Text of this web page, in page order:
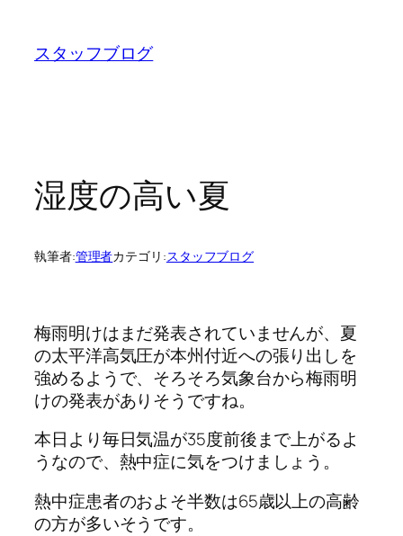
スタッフブログ
湿度の高い夏
執筆者:管理者カテゴリ:スタッフブログ
梅雨明けはまだ発表されていませんが、夏
の太平洋高気圧が本州付近への張り出しを
強めるようで、そろそろ気象台から梅雨明
けの発表がありそうですね。
本日より毎日気温が35度前後まで上がるよ
うなので、熱中症に気をつけましょう。
熱中症患者のおよそ半数は65歳以上の高齢
の方が多いそうです。